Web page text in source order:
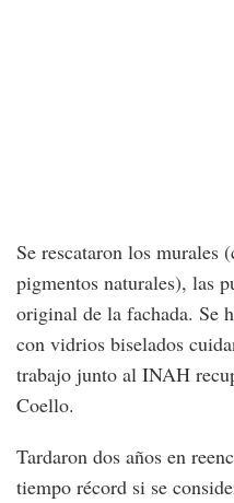
Se rescataron los murales
pigmentos naturales), las
original de la fachada. Se
con vidrios biselados
trabajo junto al INAH
Coello.
Tardaron dos años en
tiempo récord si se